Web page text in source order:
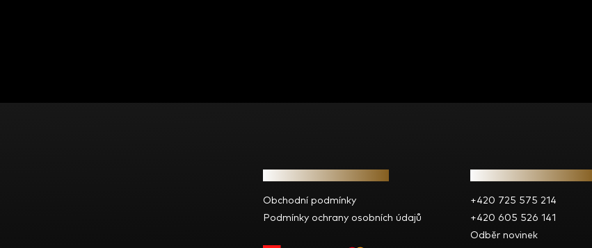
Obchodní podmínky
Podmínky ochrany osobních údajů
+420 725 575 214
+420 605 526 141
Odběr novinek